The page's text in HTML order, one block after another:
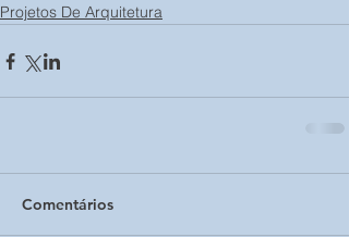
Projetos De Arquitetura
Comentários